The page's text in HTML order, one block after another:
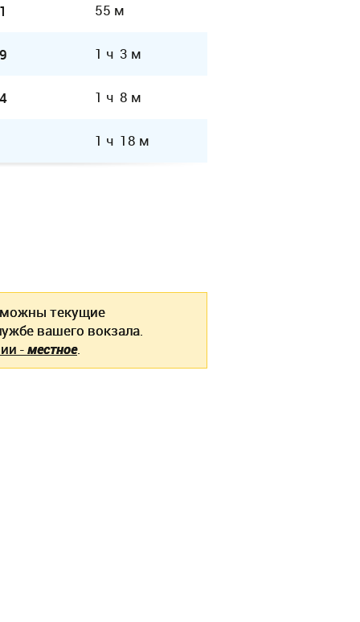
55 м
1 ч 3 м
1 ч 8 м
1 ч 18 м
текущие
вашего вокзала.
-местное.